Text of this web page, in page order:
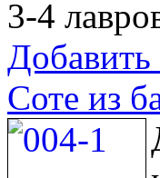
3-4
Соте из